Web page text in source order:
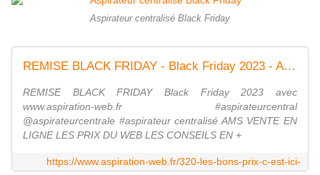
Aspirateur centralisé Black Friday
REMISE BLACK FRIDAY - Black Friday 2023 - AMS Aspiration Centralisée
REMISE BLACK FRIDAY Black Friday 2023 avec
www.aspiration-web.fr #aspirateurcentral
@aspirateurcentrale #aspirateur centralisé AMS VENTE EN
LIGNE LES PRIX DU WEB LES CONSEILS EN +
https://www.aspiration-web.fr/320-les-bons-prix-c-est-ici-